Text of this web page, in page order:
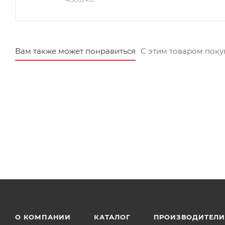
Вам также может понравиться С этим товаром
О КОМПАНИИ КАТАЛОГ ПРОИЗВОДИТЕЛИ